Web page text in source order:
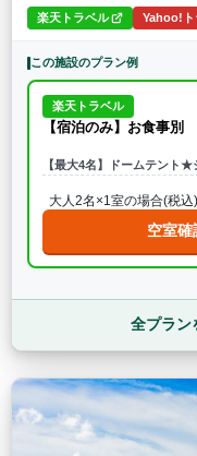
楽天トラベル Yahoo!ト
この施設のプラン例
楽天トラベル
【宿泊のみ】お食事別
【最大4名】ドームテント★
大人2名×1室の場合(税込)
空室確
全プラン